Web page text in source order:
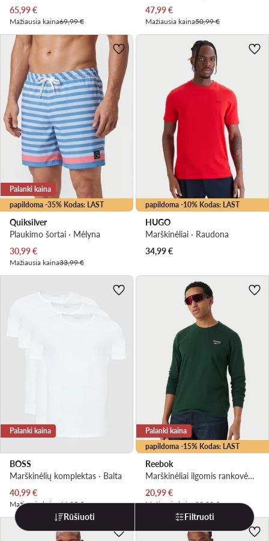
Dabartinė kaina
65,99€
Mažiausia kaina69,99 €
Dabartinė kaina
47,99€
Mažiausia kaina50,99 €
papildoma -35% Kodas: LAST
Palanki kaina
Quiksilver
Plaukimo šortai · Mėlyna
Dabartinė kaina
30,99€
Mažiausia kaina33,99 €
papildoma -10% Kodas: LAST
HUGO
Marškinėliai · Raudona
34,99€
Palanki kaina
BOSS
Marškinėlių komplektas · Balta
Dabartinė kaina
40,99€
Mažiausia kaina44,95 €
papildoma -15% Kodas: LAST
Palanki kaina
Reebok
Marškinėliai ilgomis rankovėmis · Tamsiai žalia
Dabartinė kaina
20,99€
Mažiausia kaina22,99 €
Rūšiuoti Filtruoti